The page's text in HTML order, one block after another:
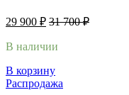
29 900 ₽ 31 700₽
В наличии
В корзину
Распродажа